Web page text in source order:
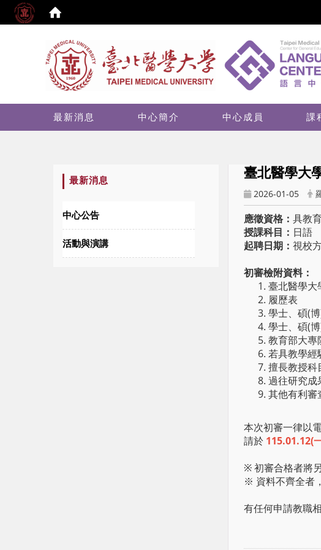
最新消息 中心簡介 中心成員 課
最新消息
中心公告
活動與演講
臺北醫學大
2026-01-05
應徵資格： 具教
授課科目： 日語
起聘日期： 視校
初審檢附資料：
臺北醫學大
履歷表
學士、碩(
學士、碩(
教育部大專
若具教學經
擅長教授科
過往研究成
其他有利審
本次初審一律以
請於 115.01.12(
※ 初審合格者將
※ 資料不齊全者
有任何申請教職